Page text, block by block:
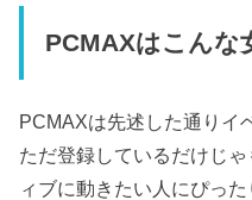
PCMAXはこんな
PCMAXは先述した通りイ
ただ登録しているだけじ
ィブに動きたい人にぴっ